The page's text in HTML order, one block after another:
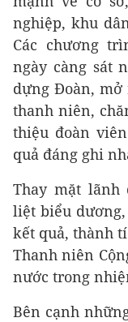
nghiệp, khu
Các chương
ngày càng sát
dựng Đoàn,
thanh niên,
thiệu đoàn
quả đáng ghi
Thay mặt lãnh
liệt biểu
kết quả, thành
Thanh niên
nước trong
Bên cạnh